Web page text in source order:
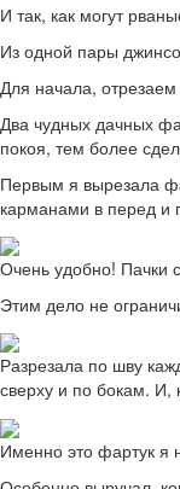
И так, как могут
Из одной пары
Для начала,
Два чудных дачных
покоя, тем более
Первым я вырезала
карманами в перед и
Очень удобно! Пачки
Этим дело не
Разрезала по шву
сверху и по бокам. И,
Именно это фартук я